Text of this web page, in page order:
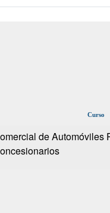
Curso
de Automóviles